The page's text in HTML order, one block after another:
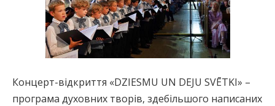
Концерт-відкриття «DZIESMU UN DEJU SVĒTKI» –
програма духовних творів, здебільшого написаних